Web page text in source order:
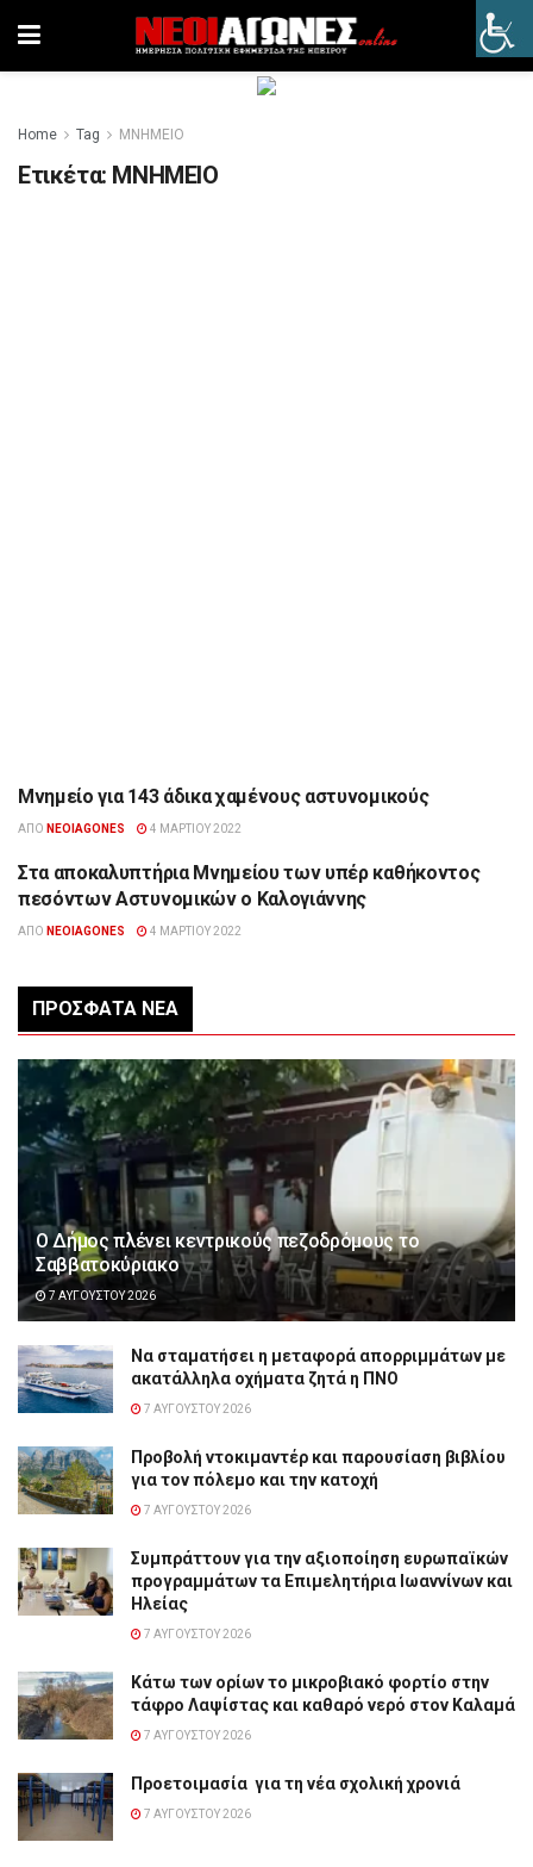
Home Tag ΜΝΗΜΕΙΟ
Ετικέτα: ΜΝΗΜΕΙΟ
ΉΠΕΙΡΟΣ
Μνημείο για 143 άδικα χαμένους αστυνομικούς
ΑΠΌ NEOIAGONES 4 ΜΑΡΤΊΟΥ 2022
ΉΠΕΙΡΟΣ
Στα αποκαλυπτήρια Μνημείου των υπέρ καθήκοντος
πεσόντων Αστυνομικών ο Καλογιάννης
ΑΠΌ NEOIAGONES 4 ΜΑΡΤΊΟΥ 2022
ΠΡΌΣΦΑΤΑ ΝΈΑ
Ο Δήμος πλένει κεντρικούς πεζοδρόμους το
Σαββατοκύριακο
7 ΑΥΓΟΎΣΤΟΥ 2026
Να σταματήσει η μεταφορά απορριμμάτων με
ακατάλληλα οχήματα ζητά η ΠΝΟ
7 ΑΥΓΟΎΣΤΟΥ 2026
Προβολή ντοκιμαντέρ και παρουσίαση βιβλίου
για τον πόλεμο και την κατοχή
7 ΑΥΓΟΎΣΤΟΥ 2026
Συμπράττουν για την αξιοποίηση ευρωπαϊκών
προγραμμάτων τα Επιμελητήρια Ιωαννίνων και
Ηλείας
7 ΑΥΓΟΎΣΤΟΥ 2026
Κάτω των ορίων το μικροβιακό φορτίο στην
τάφρο Λαψίστας και καθαρό νερό στον Καλαμά
7 ΑΥΓΟΎΣΤΟΥ 2026
Προετοιμασία για τη νέα σχολική χρονιά
7 ΑΥΓΟΎΣΤΟΥ 2026